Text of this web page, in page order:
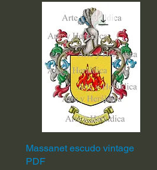
Vista rápida
Massanet escudo vintage
PDF